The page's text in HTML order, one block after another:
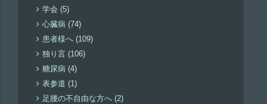
学会 (5)
心臓病 (74)
患者様へ (109)
独り言 (106)
糖尿病 (4)
表参道 (1)
足腰の不自由な方へ (2)